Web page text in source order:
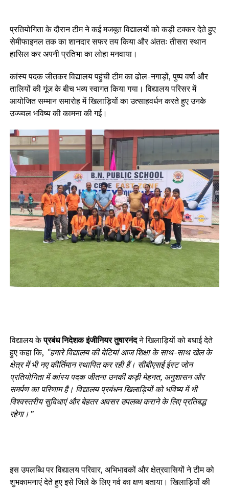
प्रतियोगिता के दौरान टीम ने कई मजबूत विद्यालयों को कड़ी टक्कर देते हुए
सेमीफाइनल तक का शानदार सफर तय किया और अंततः तीसरा स्थान
हासिल कर अपनी प्रतिभा का लोहा मनवाया।
कांस्य पदक जीतकर विद्यालय पहुंची टीम का ढोल-नगाड़ों, पुष्प वर्षा और
तालियों की गूंज के बीच भव्य स्वागत किया गया। विद्यालय परिसर में
आयोजित सम्मान समारोह में खिलाड़ियों का उत्साहवर्धन करते हुए उनके
उज्ज्वल भविष्य की कामना की गई।
विद्यालय केप्रबंध निदेशक इंजीनियर तुषारनंदने खिलाड़ियों को बधाई देते
हुए कहा कि, “हमारे विद्यालय की बेटियां आज शिक्षा के साथ-साथ खेल के
क्षेत्र में भी नए कीर्तिमान स्थापित कर रही हैं। सीबीएसई ईस्ट जोन
प्रतियोगिता में कांस्य पदक जीतना उनकी कड़ी मेहनत, अनुशासन और
समर्पण का परिणाम है। विद्यालय प्रबंधन खिलाड़ियों को भविष्य में भी
विश्वस्तरीय सुविधाएं और बेहतर अवसर उपलब्ध कराने के लिए प्रतिबद्ध
रहेगा।”
इस उपलब्धि पर विद्यालय परिवार, अभिभावकों और क्षेत्रवासियों ने टीम को
शुभकामनाएं देते हुए इसे जिले के लिए गर्व का क्षण बताया। खिलाड़ियों की